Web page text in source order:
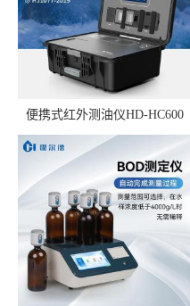
便携式红外测油仪HD-HC600